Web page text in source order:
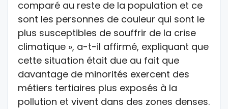
comparé au reste de la population et ce
sont les personnes de couleur qui sont le
plus susceptibles de souffrir de la crise
climatique », a-t-il affirmé, expliquant que
cette situation était due au fait que
davantage de minorités exercent des
métiers tertiaires plus exposés à la
pollution et vivent dans des zones denses.